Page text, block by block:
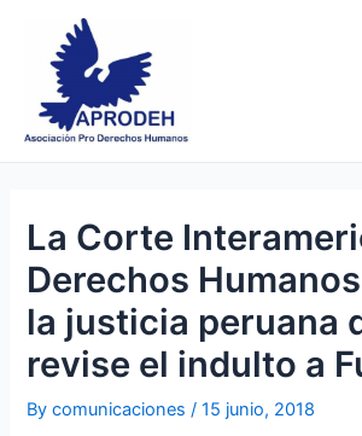
content
La Corte
Derechos
la justicia peruana
revise el indulto a
Bycomunicaciones/15 junio, 2018
navigation